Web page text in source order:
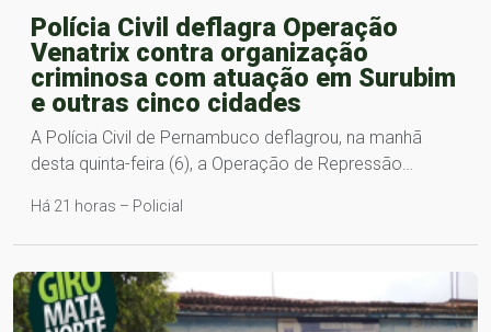
Polícia Civil deflagra Operação
Venatrix contra organização
criminosa com atuação em Surubim
e outras cinco cidades
A Polícia Civil de Pernambuco deflagrou, na manhã
desta quinta-feira (6), a Operação de Repressão…
Há 21 horas – Policial